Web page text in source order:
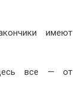
имеют
все — от